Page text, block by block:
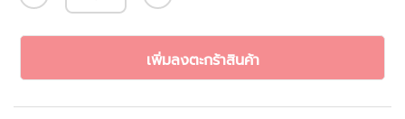
เพิ่มลงตะกร้าสินค้า